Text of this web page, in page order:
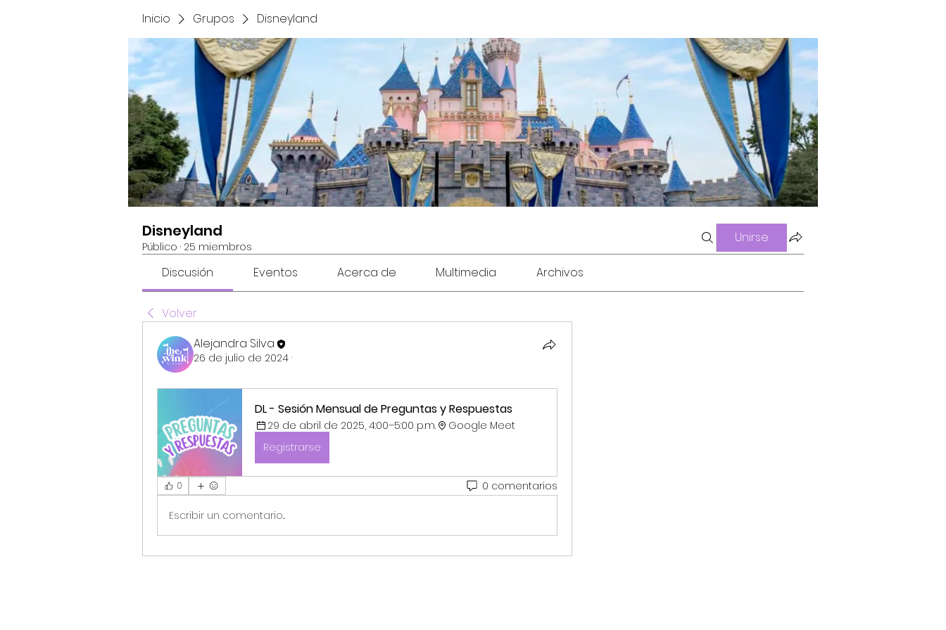
Inicio Grupos Disneyland
Disneyland
Público · 25 miembros
Unirse
Discusión Eventos Acerca de Multimedia Archivos
Volver
Alejandra Silva
26 de julio de 2024 ·
DL - Sesión Mensual de Preguntas y Respuestas
29 de abril de 2025, 4:00–5:00 p.m.
Google Meet
Registrarse
0 0 comentarios
Escribir un comentario...